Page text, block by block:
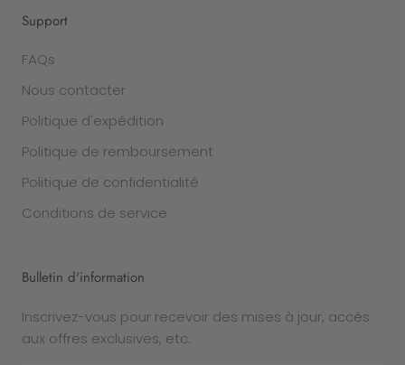
Support
FAQs
Nous contacter
Politique d'expédition
Politique de remboursement
Politique de confidentialité
Conditions de service
Bulletin d'information
Inscrivez-vous pour recevoir des mises à jour, accès
aux offres exclusives, etc.